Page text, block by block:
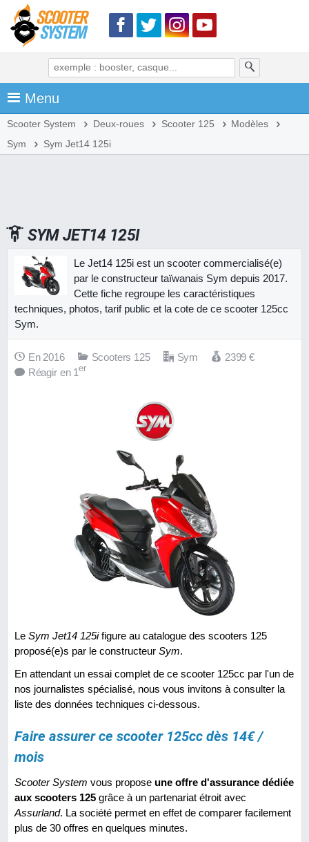
Menu
Scooter System Deux-roues Scooter 125
Modèles
Sym
Sym Jet14 125i
SYM JET14 125I
Le Jet14 125i est un scooter commercialisé(e)
par le constructeur taïwanais Sym depuis 2017.
Cette fiche regroupe les caractéristiques
techniques, photos, tarif public et la cote de ce scooter 125cc
Sym.
En 2016 Scooters 125 Sym 2399 €
Réagir en 1er
Le Sym Jet14 125ifigure au catalogue des scooters 125
proposé(e)s par le constructeur Sym.
En attendant un essai complet de ce scooter 125cc par l'un de
nos journalistes spécialisé, nous vous invitons à consulter la
liste des données techniques ci-dessous.
Faire assurer ce scooter 125cc dès 14€ /
mois
Scooter System vous propose une offre d'assurance dédiée
aux scooters 125 grâce à un partenariat étroit avec
Assurland. La société permet en effet de comparer facilement
plus de 30 offres en quelques minutes.